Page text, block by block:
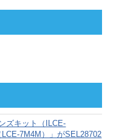
ズキット（ILCE-
7M4M）」がSEL28702